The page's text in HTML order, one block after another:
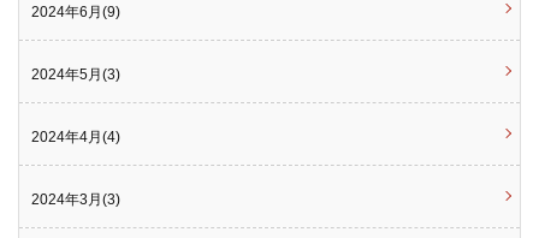
2024年6月(9)
2024年5月(3)
2024年4月(4)
2024年3月(3)